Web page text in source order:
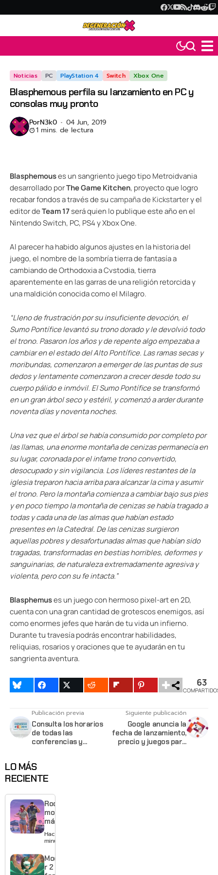
Noticias PC PlayStation 4 Switch Xbox One
Blasphemous perfila su lanzamiento en PC y
consolas muy pronto
PorN3k0 04 Jun, 2019
1 mins. de lectura
Blasphemouses un sangriento juego tipo Metroidvania
desarrollado porThe Game Kitchen, proyecto que logro
recabar fondos a través de sucampaña de Kickstartery el
editor deTeam 17será quien lo publique este año en el
Nintendo Switch, PC, PS4 y Xbox One.
Al parecer ha habido algunos ajustes en la historia del
juego, el nombre de la sombría tierra de fantasía a
cambiando de Orthodoxia a Cvstodia, tierra
aparentemente en las garras de una religión retorcida y
una maldición conocida como el Milagro.
“Lleno de frustración por su insuficiente devoción, el
Sumo Pontífice levantó su trono dorado y le devolvió todo
el trono. Pasaron los años y de repente algo empezaba a
cambiar en el estado del Alto Pontífice. Las ramas secas y
moribundas, comenzaron a emerger de las puntas de sus
dedos y lentamente comenzaron a crecer desde todo su
cuerpo pálido e inmóvil. El Sumo Pontífice se transformó
en un gran árbol seco y estéril, y comenzó a arder durante
noventa días y noventa noches.
Una vez que el árbol se había consumido por completo por
las llamas, una enorme montaña de cenizas permanecía en
su lugar, coronada por el infame trono convertido,
desocupado y sin vigilancia. Los líderes restantes de la
iglesia treparon hacia arriba para alcanzar la cima y asumir
el trono. Pero la montaña comienza a cambiar bajo sus pies
y en poco tiempo la montaña de cenizas se había tragado a
todas y cada una de las almas que habían estado
presentes en la Catedral. De las cenizas surgieron
aquellas pobres y desafortunadas almas que habían sido
tragadas, transformadas en bestias horribles, deformes y
sanguinarias, de naturaleza extremadamente agresiva y
violenta, pero con su fe intacta.”
Blasphemuses un juego con hermoso pixel-art en 2D,
cuenta con una gran cantidad de grotescos enemigos, así
como enormes jefes que harán de tu vida un infierno.
Durante tu travesía podrás encontrar habilidades,
reliquias, rosarios y oraciones que te ayudarán en tu
sangrienta aventura.
63
Publicación previa
Consulta los horarios
de todas las
conferencias y
Siguiente publicación
Google anuncia la
fecha de lanzamiento,
precio y juegos para
LO MÁS
RECIENTE
Rockstar
mostrará
más de
GTA 6 en
agosto
estreno
anticipado
Hace 2
minutos
Moonlighte
r 2 ya tiene